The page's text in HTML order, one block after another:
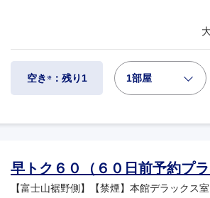
空き ※：残り1 1部屋
早トク６０（６０日前予約プ
【富士山裾野側】【禁煙】本館デラック